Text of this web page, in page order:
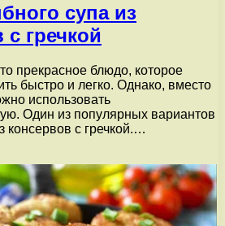
супа из
с гречкой
прекрасное блюдо, которое
быстро и легко. Однако, вместо
использовать
Один из популярных вариантов
с гречкой.…